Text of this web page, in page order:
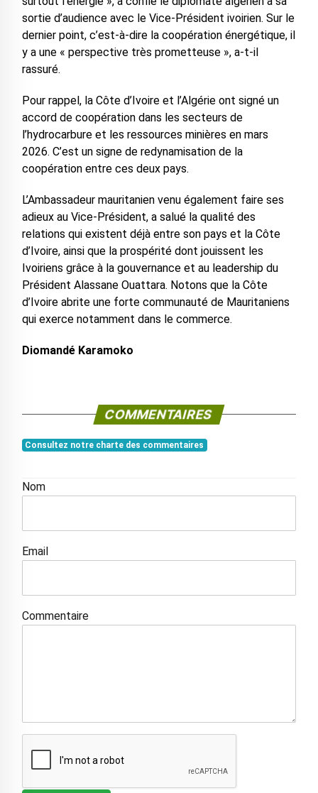
sortie d’audience avec le Vice-Président ivoirien. Sur le
dernier point, c’est-à-dire la coopération énergétique, il
y a une « perspective très prometteuse », a-t-il
rassuré.
Pour rappel, la Côte d’Ivoire et l’Algérie ont signé un
accord de coopération dans les secteurs de
l’hydrocarbure et les ressources minières en mars
2026. C’est un signe de redynamisation de la
coopération entre ces deux pays.
L’Ambassadeur mauritanien venu également faire ses
adieux au Vice-Président, a salué la qualité des
relations qui existent déjà entre son pays et la Côte
d’Ivoire, ainsi que la prospérité dont jouissent les
Ivoiriens grâce à la gouvernance et au leadership du
Président Alassane Ouattara. Notons que la Côte
d’Ivoire abrite une forte communauté de Mauritaniens
qui exerce notamment dans le commerce.
Diomandé Karamoko
COMMENTAIRES
Consultez notre charte des commentaires
Nom
Email
Commentaire